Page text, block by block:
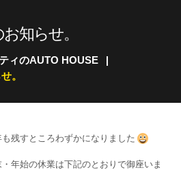
知らせ。
ィのAUTO HOUSE
。
も残すところわずかになりました
・年始の休業は下記のとおりで御座いま